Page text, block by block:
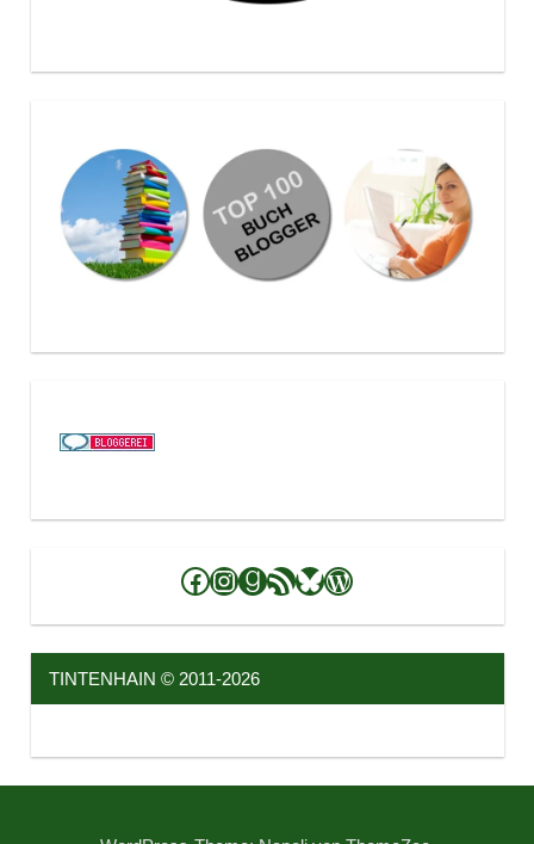
Facebook
Instagram
Goodreads
RSS-Feed
Bluesky
WordPress
TINTENHAIN © 2011-2026